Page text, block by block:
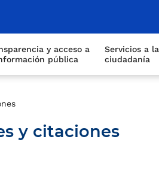
y acceso a
pública
Servicios a la
ciudadanía
y citaciones